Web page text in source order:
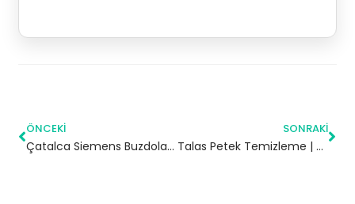
ÖNCEKI
Çatalca Siemens Buzdolabı Servisi
SONRAKI
Talas Petek Temizleme | Kayseri